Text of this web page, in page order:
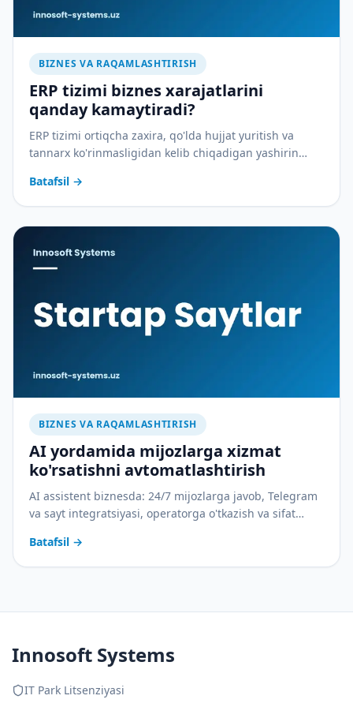
BIZNES VA RAQAMLASHTIRISH
ERP tizimi biznes xarajatlarini
qanday kamaytiradi?
ERP tizimi ortiqcha zaxira, qo'lda hujjat yuritish va
tannarx ko'rinmasligidan kelib chiqadigan yashirin
Batafsil →
BIZNES VA RAQAMLASHTIRISH
AI yordamida mijozlarga xizmat
ko'rsatishni avtomatlashtirish
AI assistent biznesda: 24/7 mijozlarga javob, Telegram
va sayt integratsiyasi, operatorga o'tkazish va sifat
Batafsil →
Innosoft Systems
IT Park Litsenziyasi